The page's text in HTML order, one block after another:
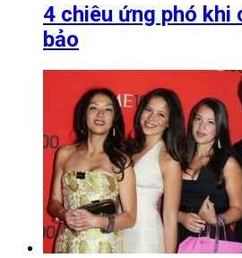
4 chiêu ứng phó khi
bảo